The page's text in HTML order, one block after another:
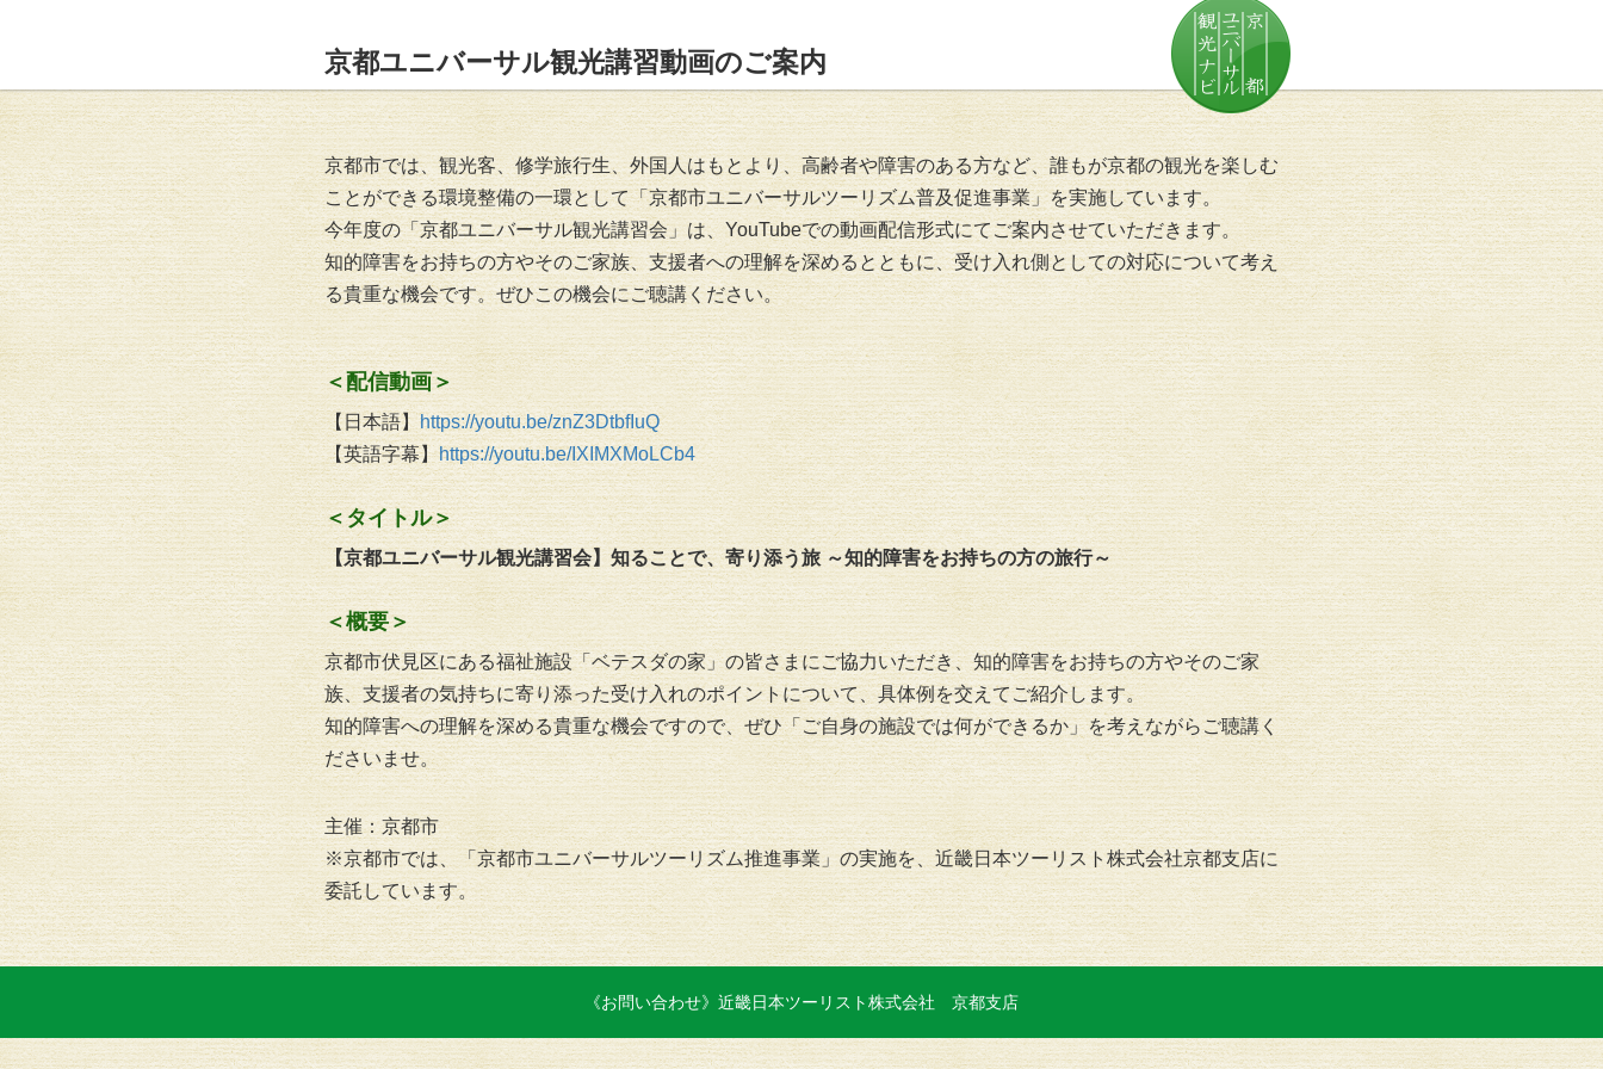
京都ユニバーサル観光講習動画のご案内
京都市では、観光客、修学旅行生、外国人はもとより、高齢者や障害のある方など、誰もが京都の観光を楽しむ
ことができる環境整備の一環として「京都市ユニバーサルツーリズム普及促進事業」を実施しています。
今年度の「京都ユニバーサル観光講習会」は、YouTubeでの動画配信形式にてご案内させていただきます。
知的障害をお持ちの方やそのご家族、支援者への理解を深めるとともに、受け入れ側としての対応について考え
る貴重な機会です。ぜひこの機会にご聴講ください。
＜配信動画＞
【日本語】https://youtu.be/znZ3DtbfIuQ
【英語字幕】https://youtu.be/IXIMXMoLCb4
＜タイトル＞
【京都ユニバーサル観光講習会】知ることで、寄り添う旅 ～知的障害をお持ちの方の旅行～
＜概要＞
京都市伏見区にある福祉施設「ベテスダの家」の皆さまにご協力いただき、知的障害をお持ちの方やそのご家
族、支援者の気持ちに寄り添った受け入れのポイントについて、具体例を交えてご紹介します。
知的障害への理解を深める貴重な機会ですので、ぜひ「ご自身の施設では何ができるか」を考えながらご聴講く
ださいませ。
主催：京都市
※京都市では、「京都市ユニバーサルツーリズム推進事業」の実施を、近畿日本ツーリスト株式会社京都支店に
委託しています。
《お問い合わせ》近畿日本ツーリスト株式会社 京都支店